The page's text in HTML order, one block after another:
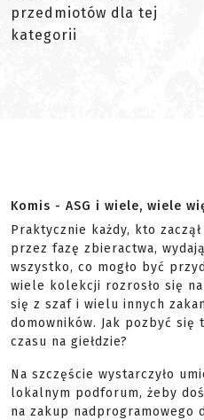
przedmiotów dla tej
kategorii
Komis - ASG i wiele, wiele
Praktycznie każdy, kto
przez fazę zbieractwa,
wszystko, co mogło być
wiele kolekcji rozrosło się
się z szaf i wielu innych
domowników. Jak pozbyć
czasu na giełdzie?
Na szczęście wystarczyło
lokalnym podforum, żeby
na zakup nadprogramowego